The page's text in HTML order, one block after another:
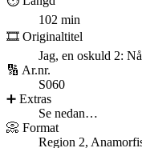
102 min
🎞️ Originaltitel
Jag, en oskuld 2:
🔢 Ar.nr.
S060
➕ Extras
Se nedan…
📀 Format
Region 2,